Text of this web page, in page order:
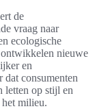
de
vraag naar
ecologische
nieuwe
en
consumenten
letten op stijl en
milieu.